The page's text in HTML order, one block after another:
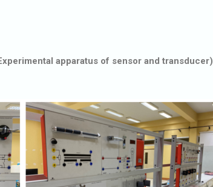
apparatus of sensor and transducer)